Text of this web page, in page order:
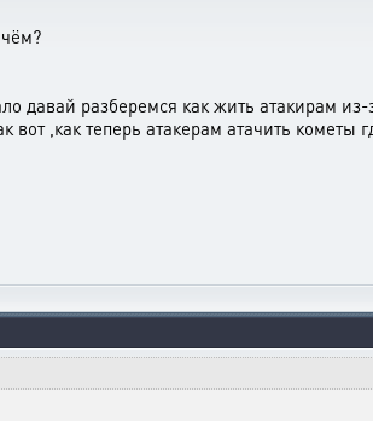
давай разберемся как жить атакирам
,как теперь атакерам атачить кометы